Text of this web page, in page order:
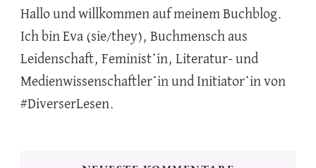
Hallo und willkommen auf meinem Buchblog.
Ich bin Eva (sie/they), Buchmensch aus
Leidenschaft, Feminist*in, Literatur- und
Medienwissenschaftler*in und Initiator*in von
#DiverserLesen.